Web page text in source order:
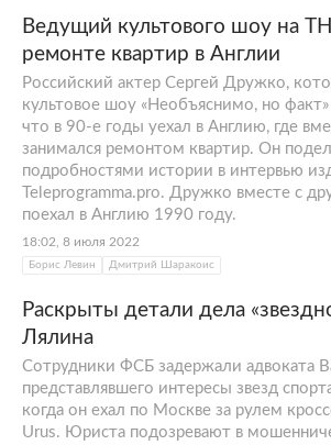
Ведущий культового шоу на
ремонте квартир в Англии
Российский актер Сергей Дружко,
культовое шоу «Необъяснимо, но факт»
что в 90-е годы уехал в Англию, где
занимался ремонтом квартир. Он
подробностями истории в интервью
Teleprogramma.pro. Дружко вместе с
поехал в Англию 1990 году.
18:02, 8 июля 2022
Борис Левин Дмитрий Шаракоис
Раскрыты детали дела
Лялина
Сотрудники ФСБ задержали адвоката
представлявшего интересы звезд
когда он ехал по Москве за рулем
Urus. Юриста подозревают в